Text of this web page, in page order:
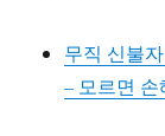
무직 신불
– 모르면 손